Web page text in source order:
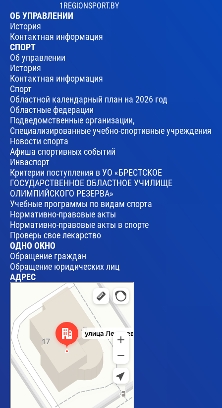
1REGIONSPORT.BY
ОБ УПРАВЛЕНИИ
История
Контактная информация
СПОРТ
Об управлении
История
Контактная информация
Спорт
Областной календарный план на 2026 год
Областные федерации
Подведомственные организации,
Специализированные учебно-спортивные учреждения
Новости спорта
Афиша спортивных событий
Инваспорт
Критерии поступления в УО «БРЕСТСКОЕ
ГОСУДАРСТВЕННОЕ ОБЛАСТНОЕ УЧИЛИЩЕ
ОЛИМПИЙСКОГО РЕЗЕРВА»
Учебные программы по видам спорта
Нормативно-правовые акты
Нормативно-правовые акты в спорте
Проверь свое лекарство
ОДНО ОКНО
Обращение граждан
Обращение юридических лиц
АДРЕС
Брест
Улица Леваневского, 17 — Яндекс Карты